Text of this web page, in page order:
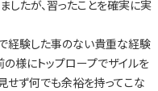
したが、習ったことを確実に実
経験した事のない貴重な経験
の様にトップロープでザイルを
せず何でも余裕を持ってこな